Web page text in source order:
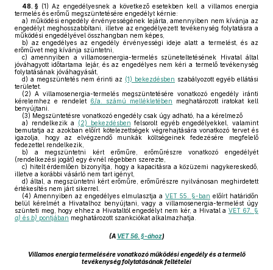
48. § (1) Az engedélyesnek a következő esetekben kell a villamos energia
termelés és erőmű megszüntetésére engedélyt kérnie:
a) működési engedély érvényességének lejárta, amennyiben nem kívánja az
engedélyt meghosszabbítani, illetve az engedélyezett tevékenység folytatásra a
működési engedélyével összhangban nem képes,
b) az engedélyes az engedély érvényességi ideje alatt a termelést, és az
erőművet meg kívánja szüntetni,
c) amennyiben a villamosenergia-termelés szüneteltetésének Hivatal által
jóváhagyott időtartama lejár, és az engedélyes nem kéri a termelő tevékenység
folytatásának jóváhagyását,
d) a megszüntetés nem érinti az (1) bekezdésben szabályozott egyéb ellátási
területet.
(2) A villamosenergia-termelés megszüntetésére vonatkozó engedély iránti
kérelemhez e rendelet 6/a. számú mellékletében meghatározott iratokat kell
benyújtani.
(3) Megszüntetésre vonatkozó engedély csak úgy adható, ha a kérelmező
a) rendelkezik a (2) bekezdésben felsorolt egyéb engedélyekkel, valamint
bemutatja az azokban előírt kötelezettségek végrehajtására vonatkozó tervet és
igazolja, hogy az elvégzendő munkák költségeinek fedezésére megfelelő
fedezettel rendelkezik,
b) a megszüntetni kért erőműre, erőműrészre vonatkozó engedélyét
(rendelkezési jogát) egy évnél régebben szerezte,
c) hitelt érdemlően bizonyítja, hogy a kapacitásra a közüzemi nagykereskedő,
illetve a korábbi vásárló nem tart igényt,
d) által, a megszüntetni kért erőműre, erőműrészre nyilvánosan meghirdetett
értékesítés nem járt sikerrel.
(4) Amennyiben az engedélyes elmulasztja a VET 55. §-ban előírt határidőn
belül kérelmét a Hivatalhoz benyújtani, vagy a villamosenergia-termelést úgy
szünteti meg, hogy ehhez a Hivataltól engedélyt nem kér, a Hivatal a VET 67. §
a) és b) pontjában meghatározott szankciókat alkalmazhatja.
(A VET 56. §-ához)
Villamos energia termelésére vonatkozó működési engedély és a termelő
tevékenység folytatásának feltételei